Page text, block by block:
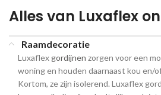
Alles van Luxaflex
Raamdecoratie
Luxaflex gordijnen zorgen voor een
woning en houden daarnaast kou en/
Kortom, ze zijn isolerend. Luxaflex